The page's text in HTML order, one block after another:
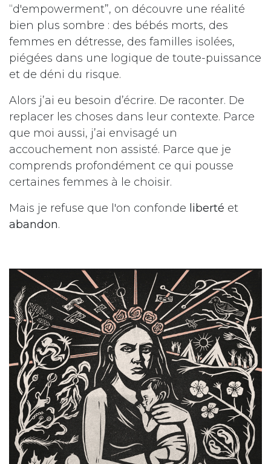
“d'empowerment”, on découvre une réalité
bien plus sombre : des bébés morts, des
femmes en détresse, des familles isolées,
piégées dans une logique de toute-puissance
et de déni du risque.
Alors j’ai eu besoin d’écrire. De raconter. De
replacer les choses dans leur contexte. Parce
que moi aussi, j’ai envisagé un
accouchement non assisté. Parce que je
comprends profondément ce qui pousse
certaines femmes à le choisir.
Mais je refuse que l'on confonde liberté et
abandon.